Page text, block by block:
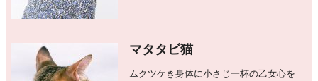
マタタビ猫
ムクツケき身体に小さじ一杯の乙女心を